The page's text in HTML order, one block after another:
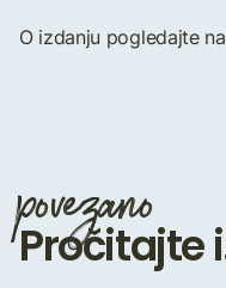
O izdanju pogledajte
povezano
Pročitajte